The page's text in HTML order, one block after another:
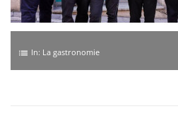
list In: La gastronomie